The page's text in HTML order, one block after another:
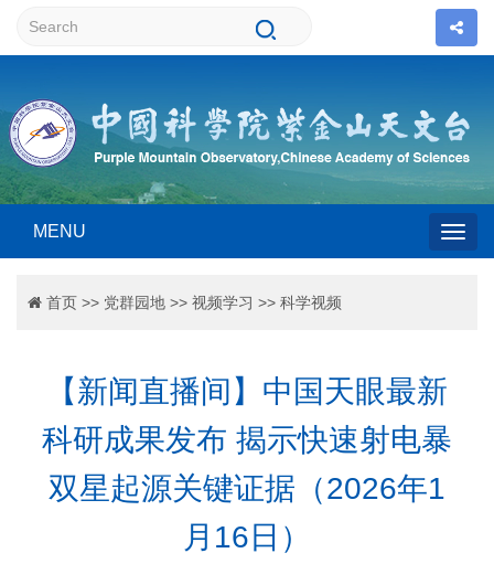
MENU
首页 >> 党群园地 >> 视频学习 >> 科学视频
【新闻直播间】中国天眼最新
科研成果发布 揭示快速射电暴
双星起源关键证据（2026年1
月16日）